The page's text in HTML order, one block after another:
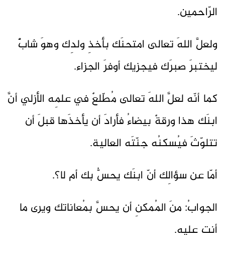
الرّاحمين.
ولعلَّ اللهَ تعالى امتحنَك بأخذِ ولدِك وهوَ شابٌّ
ليختبرَ صبرَك فيجزيك أوفرَ الجزاء.
كما أنّه لعلَّ اللهَ تعالى مُطّلعٌ في علمِه الأزلي أنَّ
ابنَك هذا ورقةٌ بيضاءُ فأرادَ أن يأخذَها قبلَ أن
تتلوّثَ فيُسكنُه جنّتَه العالية.
أمّا عن سؤالِك أنّ ابنَك يحسُّ بك أم لا؟.
الجوابُ: منَ المُمكنِ أن يحسَّ بمُعاناتك ويرى ما
أنت عليه.